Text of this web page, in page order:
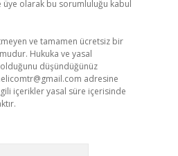
üye olarak bu sorumluluğu kabul
ve tamamen ücretsiz bir
Hukuka ve yasal
düşündüğünüz
adresine
içerikler yasal süre içerisinde